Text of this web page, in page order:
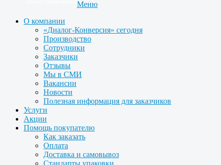
Меню
О компании
«Диалог-Конверсия» сегодня
Производство
Сотрудники
Заказчики
Отзывы
Мы в СМИ
Вакансии
Новости
Полезная информация для заказчиков
Услуги
Акции
Помощь покупателю
Как заказать
Оплата
Доставка и самовывоз
Стандарты упаковки